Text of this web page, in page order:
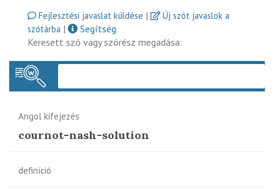
Fejlesztési javaslat küldése |
Új szót javaslok a
szótárba |
Segítség
Keresett szó vagy szórész megadása:
Angol kifejezés
cournot-nash-solution
definíció